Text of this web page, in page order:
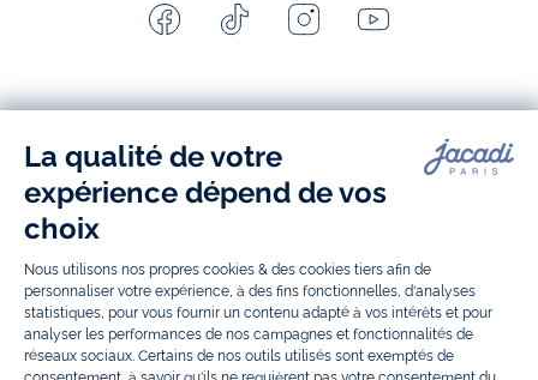
Facebook
Paris
Tiktok
Paris
Instagram
Paris
Youtube
Paris
vêtements etchaussures
, à la fois élégants et intemporels. Retrouvez,
entre autres, nos collections de body, blouse et combinaison pour les
nouveaux-nés
, de t-shirt, pull et short pour les
et de pantalons,
chaussettes et accessoires pour les enfantsde 1 mois à 12 ans.
Découvrez nos collections mode et tendance pour filles et garçons.
Grâce àJacadi Seconde Vie
trouvez des idéescadeaux de Noël. Un heureux événement est arrivé ?
Retrouvez nos idéescadeaux de naissance, ainsi que lemobilier
Bénéficiez également de prix réduits avec nos collections spéciales de
vêtements enfants en soldeset de notrecollection Outlettoute l’année.
Guettez lespromotions Prix Doux, une opération spéciale Jacadi avec
des vêtements enfant à prix tout ronds. Adhérez au programme de